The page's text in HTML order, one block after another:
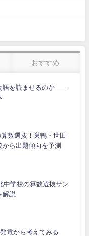
おすすめ
語を読ませるのか――
数選抜！巣鴨・世田
ら出題傾向を予測
中学校の算数選抜サン
解説
電から考えてみる